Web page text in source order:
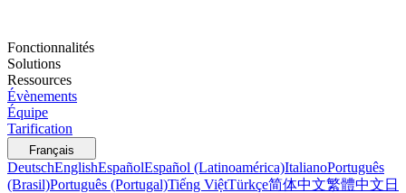
Fonctionnalités
Solutions
Ressources
Évènements
Équipe
Tarification
Français
DeutschEnglishEspañolEspañol (Latinoamérica)ItalianoPortuguês
(Brasil)Português (Portugal)Tiếng ViệtTürkçe简体中文繁體中文 日